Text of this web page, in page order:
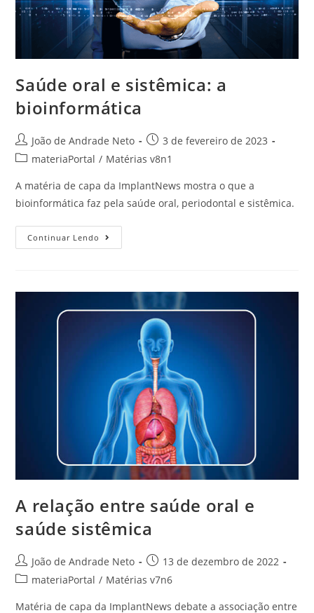
Saúde oral e sistêmica: a
bioinformática
João de Andrade Neto
3 de fevereiro de 2023
materiaPortal / Matérias v8n1
A matéria de capa da ImplantNews mostra o que a
bioinformática faz pela saúde oral, periodontal e sistêmica.
Continuar Lendo
A relação entre saúde oral e
saúde sistêmica
João de Andrade Neto
13 de dezembro de 2022
materiaPortal / Matérias v7n6
Matéria de capa da ImplantNews debate a associação entre